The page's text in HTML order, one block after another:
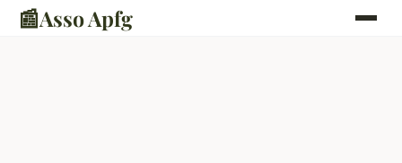
📰Asso Apfg